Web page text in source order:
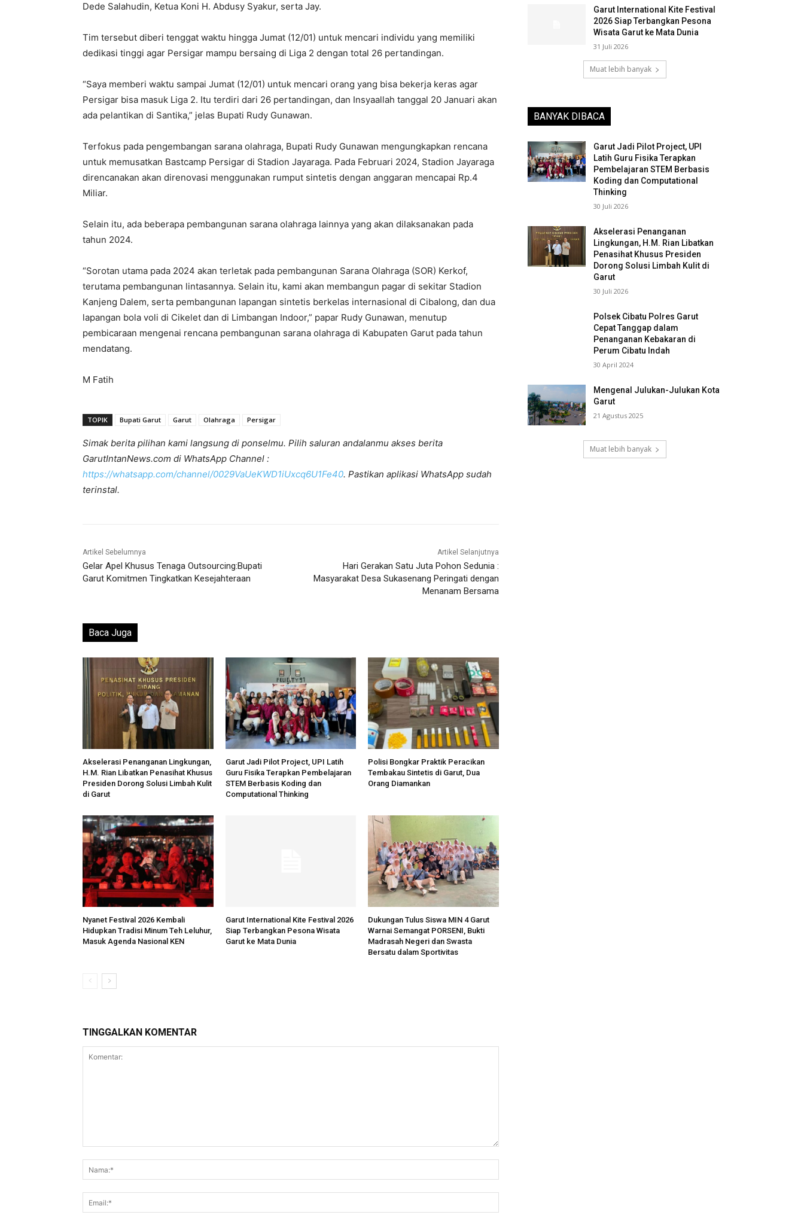
Dede Salahudin, Ketua Koni H. Abdusy Syakur, serta Jay.
Tim tersebut diberi tenggat waktu hingga Jumat (12/01) untuk mencari individu yang memiliki
dedikasi tinggi agar Persigar mampu bersaing di Liga 2 dengan total 26 pertandingan.
“Saya memberi waktu sampai Jumat (12/01) untuk mencari orang yang bisa bekerja keras agar
Persigar bisa masuk Liga 2. Itu terdiri dari 26 pertandingan, dan Insyaallah tanggal 20 Januari akan
ada pelantikan di Santika,” jelas Bupati Rudy Gunawan.
Terfokus pada pengembangan sarana olahraga, Bupati Rudy Gunawan mengungkapkan rencana
untuk memusatkan Bastcamp Persigar di Stadion Jayaraga. Pada Februari 2024, Stadion Jayaraga
direncanakan akan direnovasi menggunakan rumput sintetis dengan anggaran mencapai Rp.4
Miliar.
Selain itu, ada beberapa pembangunan sarana olahraga lainnya yang akan dilaksanakan pada
tahun 2024.
“Sorotan utama pada 2024 akan terletak pada pembangunan Sarana Olahraga (SOR) Kerkof,
terutama pembangunan lintasannya. Selain itu, kami akan membangun pagar di sekitar Stadion
Kanjeng Dalem, serta pembangunan lapangan sintetis berkelas internasional di Cibalong, dan dua
lapangan bola voli di Cikelet dan di Limbangan Indoor,” papar Rudy Gunawan, menutup
pembicaraan mengenai rencana pembangunan sarana olahraga di Kabupaten Garut pada tahun
mendatang.
M Fatih
TOPIK Bupati Garut Garut Olahraga Persigar
Simak berita pilihan kami langsung di ponselmu. Pilih saluran andalanmu akses berita
GarutIntanNews.com di WhatsApp Channel :
https://whatsapp.com/channel/0029VaUeKWD1iUxcq6U1Fe40. Pastikan aplikasi WhatsApp sudah
terinstal.
Artikel Sebelumnya
Gelar Apel Khusus Tenaga Outsourcing:Bupati
Garut Komitmen Tingkatkan Kesejahteraan
Artikel Selanjutnya
Hari Gerakan Satu Juta Pohon Sedunia :
Masyarakat Desa Sukasenang Peringati dengan
Menanam Bersama
Baca Juga
Akselerasi Penanganan Lingkungan,
H.M. Rian Libatkan Penasihat Khusus
Presiden Dorong Solusi Limbah Kulit
di Garut
Garut Jadi Pilot Project, UPI Latih
Guru Fisika Terapkan Pembelajaran
STEM Berbasis Koding dan
Computational Thinking
Polisi Bongkar Praktik Peracikan
Tembakau Sintetis di Garut, Dua
Orang Diamankan
Nyanet Festival 2026 Kembali
Hidupkan Tradisi Minum Teh Leluhur,
Masuk Agenda Nasional KEN
Garut International Kite Festival 2026
Siap Terbangkan Pesona Wisata
Garut ke Mata Dunia
Dukungan Tulus Siswa MIN 4 Garut
Warnai Semangat PORSENI, Bukti
Madrasah Negeri dan Swasta
Bersatu dalam Sportivitas
TINGGALKAN KOMENTAR
Garut International Kite Festival
2026 Siap Terbangkan Pesona
Wisata Garut ke Mata Dunia
31 Juli 2026
Muat lebih banyak
BANYAK DIBACA
Garut Jadi Pilot Project, UPI
Latih Guru Fisika Terapkan
Pembelajaran STEM Berbasis
Koding dan Computational
Thinking
30 Juli 2026
Akselerasi Penanganan
Lingkungan, H.M. Rian Libatkan
Penasihat Khusus Presiden
Dorong Solusi Limbah Kulit di
Garut
30 Juli 2026
Polsek Cibatu Polres Garut
Cepat Tanggap dalam
Penanganan Kebakaran di
Perum Cibatu Indah
30 April 2024
Mengenal Julukan-Julukan Kota
Garut
21 Agustus 2025
Muat lebih banyak